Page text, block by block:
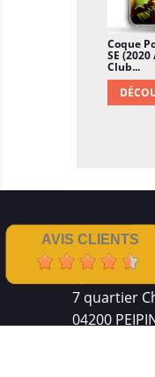
Coque
SE
Club...
7 quartier
04200
AVIS CLIENTS